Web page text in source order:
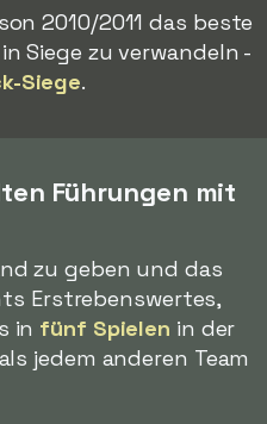
2010/2011 das beste
Siege zu verwandeln -
Siege.
Führungen mit
zu geben und das
Erstrebenswertes,
in fünf Spielen in der
jedem anderen Team